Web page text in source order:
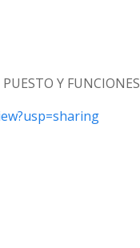
Y FUNCIONES